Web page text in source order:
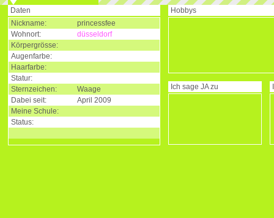
Daten
Nickname:
princessfee
Wohnort:
düsseldorf
Körpergrösse:
Augenfarbe:
Haarfarbe:
Statur:
Sternzeichen:
Waage
Dabei seit:
April 2009
Meine Schule:
Status:
Hobbys
Ich sage JAzu